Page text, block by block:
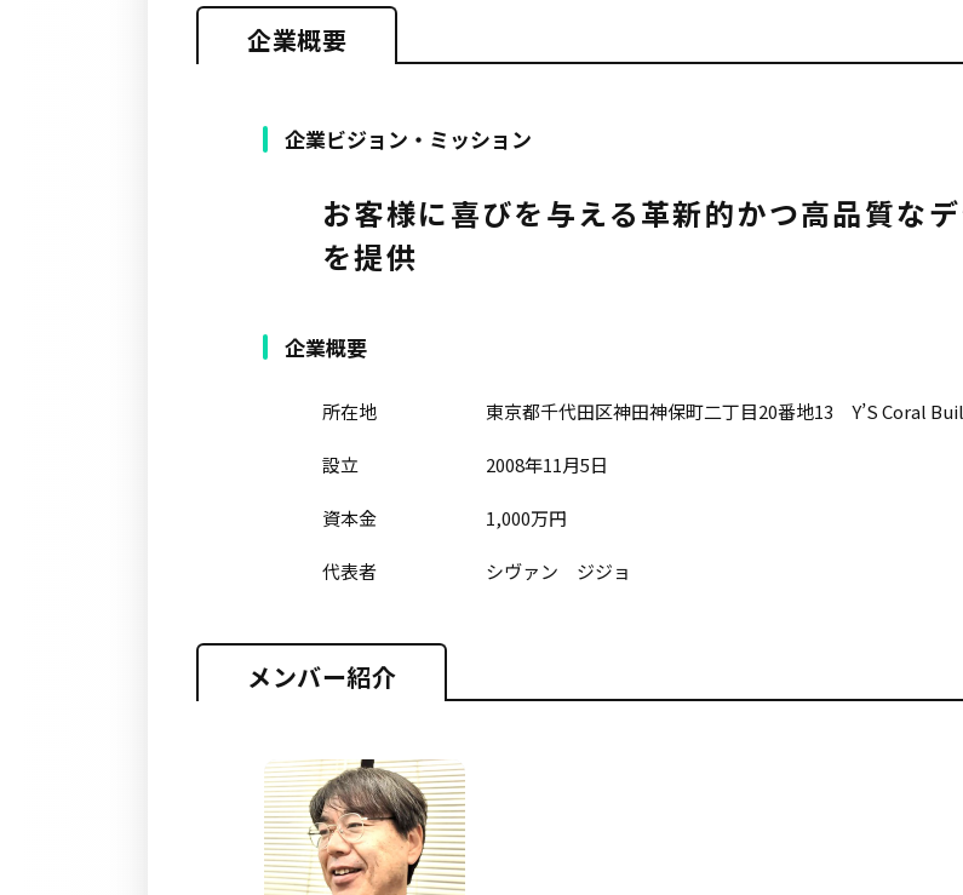
企業概要
企業ビジョン・ミッション
お客様に喜びを与える革新的かつ高品質な
を提供
企業概要
所在地 東京都千代田区神田神保町二丁目20番地13 Y’S Coral
設立 2008年11月5日
資本金 1,000万円
代表者 シヴァン ジジョ
メンバー紹介